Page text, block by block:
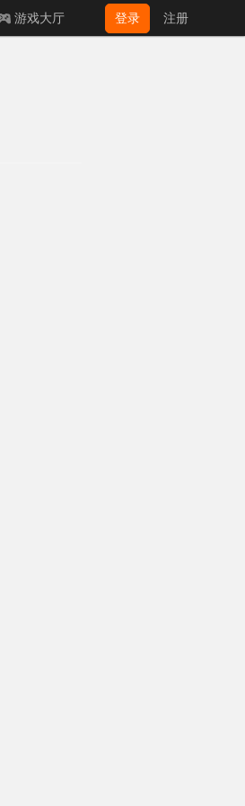
游戏大厅 登录 注册